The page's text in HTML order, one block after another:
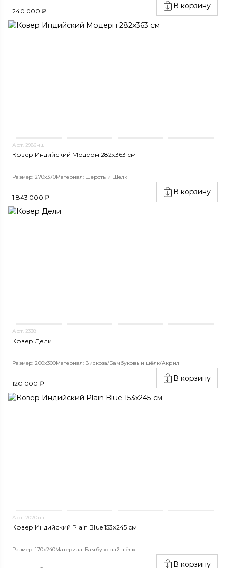
240 000 ₽
В корзину
Арт. 2986нш
Ковер Индийский Модерн 282x363 см
Размер: 270x370Материал: Шерсть и Шелк
1 843 000 ₽
В корзину
Арт. 2338
Ковер Дели
Размер: 200x300Материал: Вискоза/Бамбуковый шёлк/Акрил
120 000 ₽
В корзину
Арт. 2020нш
Ковер Индийский Plain Blue 153x245 см
Размер: 170x240Материал: Бамбуковый шёлк
В корзину